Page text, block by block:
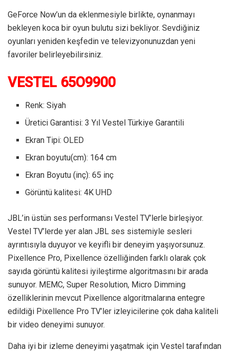
GeForce Now’un da eklenmesiyle birlikte, oynanmayı
bekleyen koca bir oyun bulutu sizi bekliyor. Sevdiğiniz
oyunları yeniden keşfedin ve televizyonunuzdan yeni
favoriler belirleyebilirsiniz.
VESTEL 65O9900
Renk: Siyah
Üretici Garantisi: 3 Yıl Vestel Türkiye Garantili
Ekran Tipi: OLED
Ekran boyutu(cm): 164 cm
Ekran Boyutu (inç): 65 inç
Görüntü kalitesi: 4K UHD
JBL’in üstün ses performansı Vestel TV’lerle birleşiyor.
Vestel TV’lerde yer alan JBL ses sistemiyle sesleri
ayrıntısıyla duyuyor ve keyifli bir deneyim yaşıyorsunuz.
Pixellence Pro, Pixellence özelliğinden farklı olarak çok
sayıda görüntü kalitesi iyileştirme algoritmasını bir arada
sunuyor. MEMC, Super Resolution, Micro Dimming
özelliklerinin mevcut Pixellence algoritmalarına entegre
edildiği Pixellence Pro TV’ler izleyicilerine çok daha kaliteli
bir video deneyimi sunuyor.
Daha iyi bir izleme deneyimi yaşatmak için Vestel tarafından